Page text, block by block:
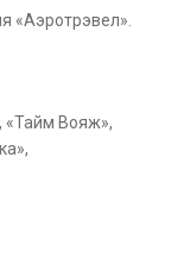
«Аэротрэвел».
«Тайм Вояж»,